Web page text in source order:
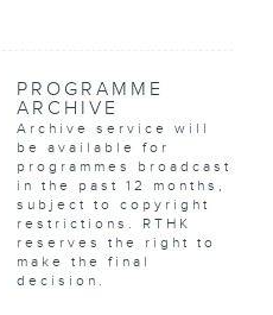
PROGRAMME
ARCHIVE
Archive service will
be available for
programmes broadcast
in the past 12 months,
subject to copyright
restrictions. RTHK
reserves the right to
make the final
decision.